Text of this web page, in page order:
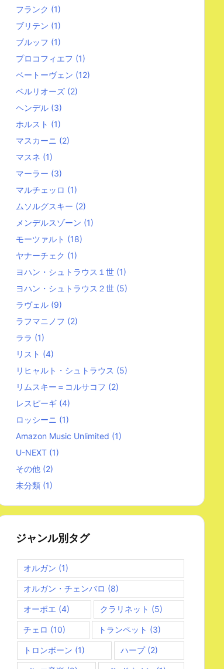
フランク (1)
ブリテン (1)
ブルッフ (1)
プロコフィエフ (1)
ベートーヴェン (12)
ベルリオーズ (2)
ヘンデル (3)
ホルスト (1)
マスカーニ (2)
マスネ (1)
マーラー (3)
マルチェッロ (1)
ムソルグスキー (2)
メンデルスゾーン (1)
モーツァルト (18)
ヤナーチェク (1)
ヨハン・シュトラウス１世 (1)
ヨハン・シュトラウス２世 (5)
ラヴェル (9)
ラフマニノフ (2)
ララ (1)
リスト (4)
リヒャルト・シュトラウス (5)
リムスキー＝コルサコフ (2)
レスピーギ (4)
ロッシーニ (1)
Amazon Music Unlimited (1)
U-NEXT (1)
その他 (2)
未分類 (1)
ジャンル別タグ
オルガン (1)
オルガン・チェンバロ (8)
オーボエ (4) クラリネット (5)
チェロ (10) トランペット (3)
トロンボーン (1) ハープ(2)